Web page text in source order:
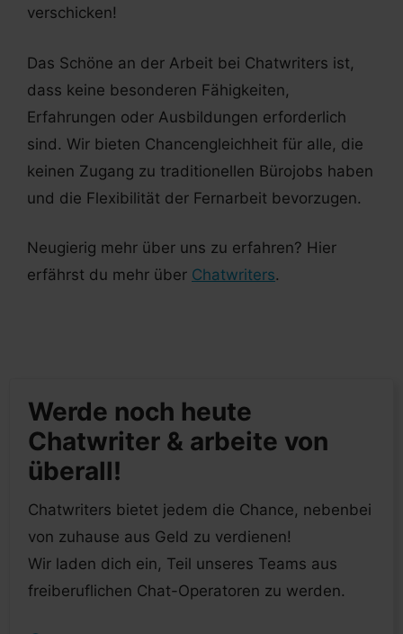
verschicken!
Das Schöne an der Arbeit bei Chatwriters ist,
dass keine besonderen Fähigkeiten,
Erfahrungen oder Ausbildungen erforderlich
sind. Wir bieten Chancengleichheit für alle, die
keinen Zugang zu traditionellen Bürojobs haben
und die Flexibilität der Fernarbeit bevorzugen.
Neugierig mehr über uns zu erfahren? Hier
erfährst du mehr über Chatwriters.
Werde noch heute
Chatwriter & arbeite von
überall!
Chatwriters bietet jedem die Chance, nebenbei
von zuhause aus Geld zu verdienen!
Wir laden dich ein, Teil unseres Teams aus
freiberuflichen Chat-Operatoren zu werden.